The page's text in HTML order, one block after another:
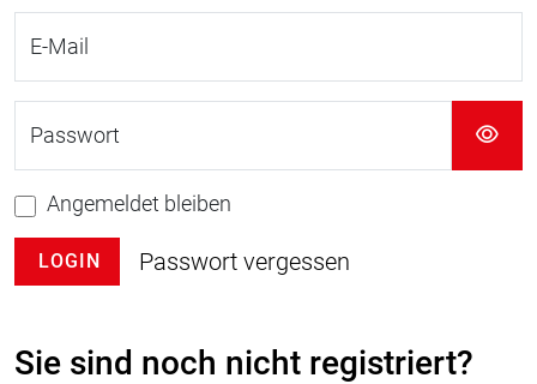
E-Mail
Passwort
Angemeldet bleiben
LOGIN Passwort vergessen
Sie sind noch nicht registriert?